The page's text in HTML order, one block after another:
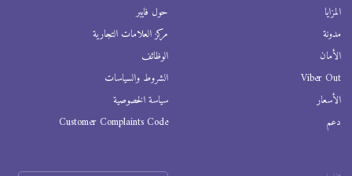
المزايا
مدونة
الأمان
Viber Out
الأسعار
دعم
حول فايبر
مركز العلامات التجارية
الوظائف
الشروط والسياسات
سياسة الخصوصية
Customer Complaints Code